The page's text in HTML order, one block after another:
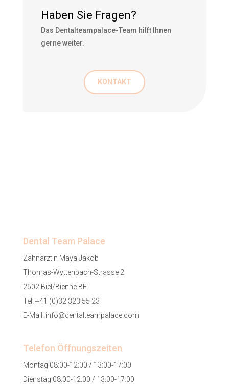
Haben Sie Fragen?
Das Dentalteampalace-Team hilft Ihnen
gerne weiter.
KONTAKT
Dental Team Palace
Zahnärztin Maya Jakob
Thomas-Wyttenbach-Strasse 2
2502 Biel/Bienne BE
Tel: +41 (0)32 323 55 23
E-Mail: info@dentalteampalace.com
Telefon Öffnungszeiten
Montag 08:00-12:00 / 13:00-17:00
Dienstag 08:00-12:00 / 13:00-17:00